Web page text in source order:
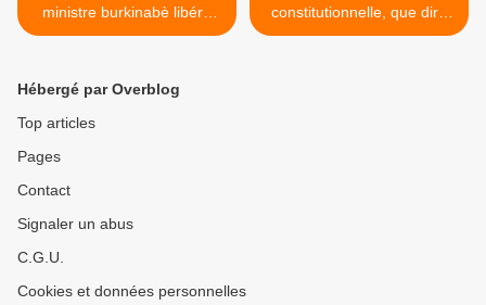
ministre burkinabè libéré
par les putschistes
constitutionnelle, que dira
Sassou N'Guesso pour le
Hébergé par Overblog
Top articles
Pages
Contact
Signaler un abus
C.G.U.
Cookies et données personnelles